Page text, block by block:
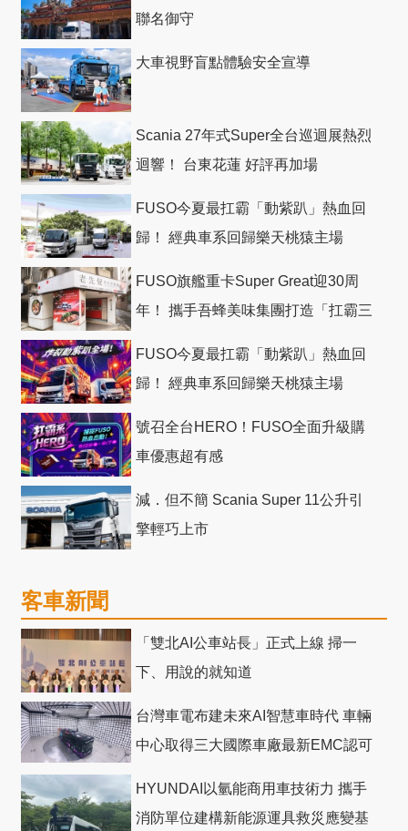
聯名御守
大車視野盲點體驗安全宣導
Scania 27年式Super全台巡迴展熱烈
迴響！ 台東花蓮 好評再加場
FUSO今夏最扛霸「動紫趴」熱血回
歸！ 經典車系回歸樂天桃猿主場
FUSO旗艦重卡Super Great迎30周
年！ 攜手吾蜂美味集團打造「扛霸三
FUSO今夏最扛霸「動紫趴」熱血回
歸！ 經典車系回歸樂天桃猿主場
號召全台HERO！FUSO全面升級購
車優惠超有感
減．但不簡 Scania Super 11公升引
擎輕巧上市
客車新聞
「雙北AI公車站長」正式上線 掃一
下、用說的就知道
台灣車電布建未來AI智慧車時代 車輛
中心取得三大國際車廠最新EMC認可
HYUNDAI以氫能商用車技術力 攜手
消防單位建構新能源運具救災應變基